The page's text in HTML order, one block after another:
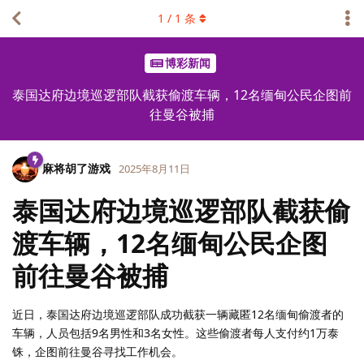
博彩新闻
泰国达府边境巡逻部队截获偷渡车辆，12名缅甸公民企图前
往曼谷被捕
1 / 1 条
麻将胡了游戏 2025年8月11日
泰国达府边境巡逻部队截获偷
渡车辆，12名缅甸公民企图
前往曼谷被捕
近日，泰国达府边境巡逻部队成功截获一辆藏匿12名缅甸偷渡者的
车辆，人员包括9名男性和3名女性。这些偷渡者每人支付约1万泰
铢，企图前往曼谷寻找工作机会。